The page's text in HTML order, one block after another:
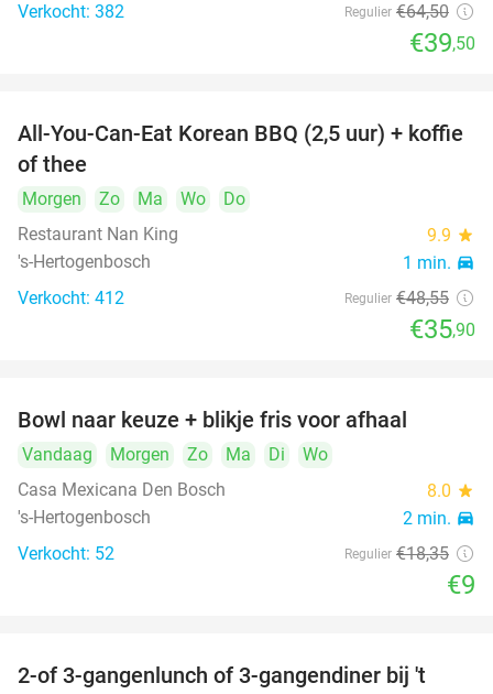
Verkocht: 382 Regulier €64,50
€39,50
26%
All-You-Can-Eat Korean BBQ (2,5 uur) + koffie
of thee
Morgen Zo Ma Wo
Do
Restaurant Nan King
9.9 star
's-Hertogenbosch 1 min. directions_car
Verkocht: 412 Regulier €48,55
€35,90
Bowl naar keuze + blikje fris voor afhaal
Vandaag Morgen Zo Ma Di
Wo
Casa Mexicana Den Bosch
8.0 star
's-Hertogenbosch 2 min. directions_car
Verkocht: 52 Regulier €18,35
€9
35%
2-of 3-gangenlunch of 3-gangendiner bij 't